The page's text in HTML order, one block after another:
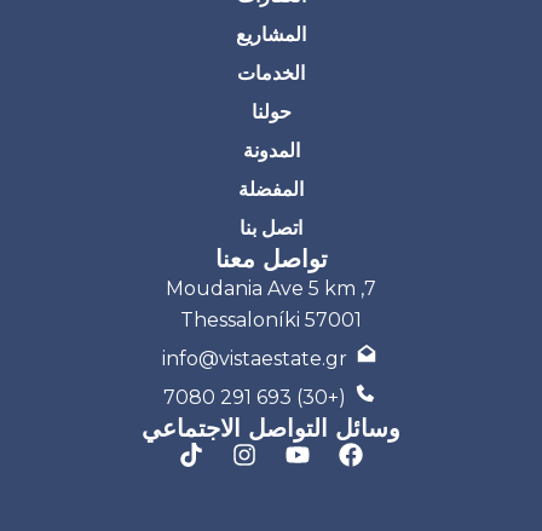
المشاريع
الخدمات
حولنا
المدونة
المفضلة
اتصل بنا
تواصل معنا
7, Moudania Ave 5 km
Thessaloníki 57001
info@vistaestate.gr
(+30) 693 291 7080
وسائل التواصل الاجتماعي